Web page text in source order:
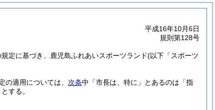
平成16年10月6日
規則第128号
規定に基づき、鹿児島ふれあいスポーツランド(以下「スポーツ
適用については、 次条中「市長は、特に」とあるのは「指
する。